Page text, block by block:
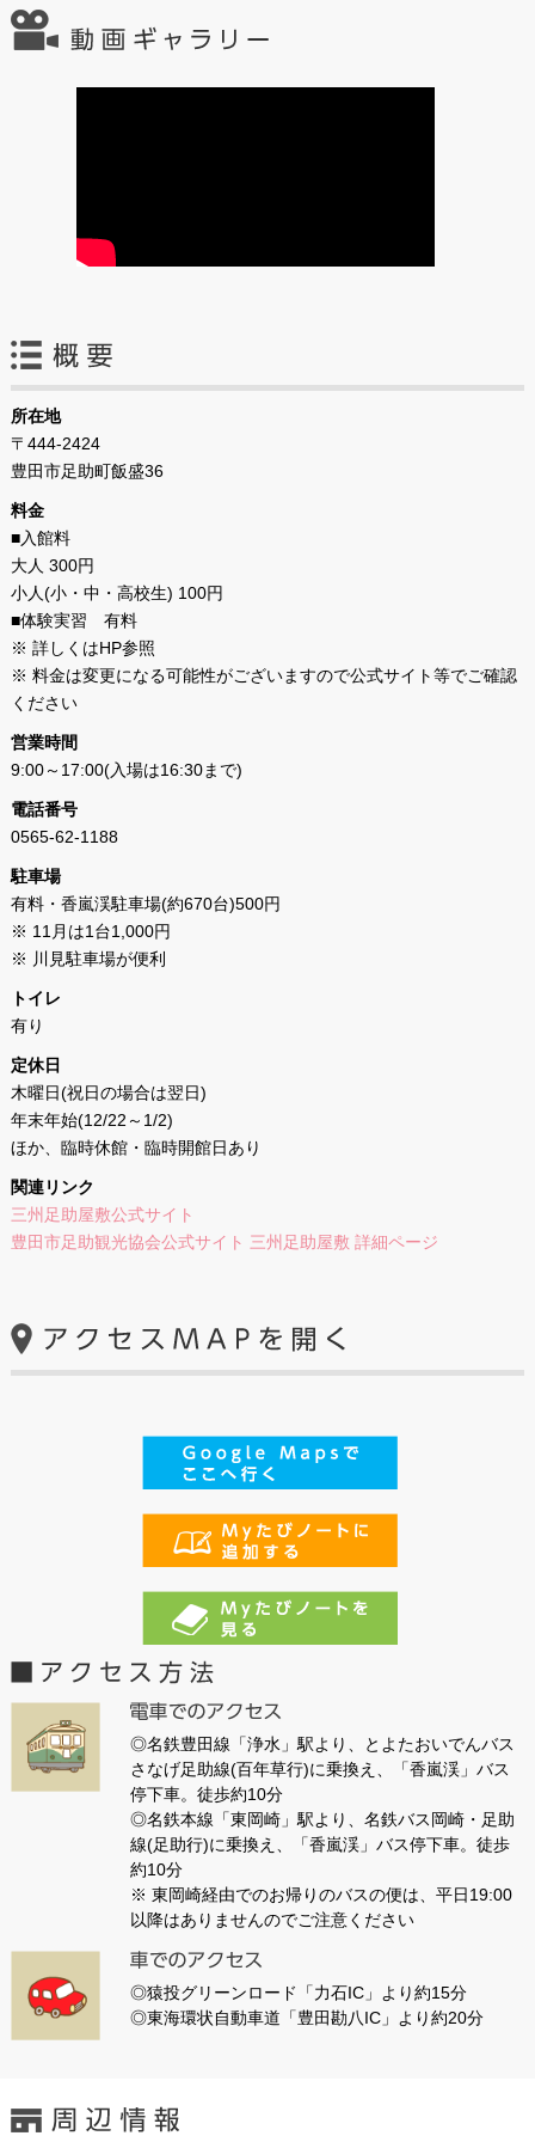
所在地
〒444-2424
豊田市足助町飯盛36
料金
■入館料
大人 300円
小人(小・中・高校生) 100円
■体験実習 有料
※ 詳しくはHP参照
※ 料金は変更になる可能性がございますので公式サイト等でご確認
ください
営業時間
9:00～17:00(入場は16:30まで)
電話番号
0565-62-1188
駐車場
有料・香嵐渓駐車場(約670台)500円
※ 11月は1台1,000円
※ 川見駐車場が便利
トイレ
有り
定休日
木曜日(祝日の場合は翌日)
年末年始(12/22～1/2)
ほか、臨時休館・臨時開館日あり
関連リンク
三州足助屋敷公式サイト
豊田市足助観光協会公式サイト 三州足助屋敷 詳細ページ
◎名鉄豊田線「浄水」駅より、とよたおいでんバス
さなげ足助線(百年草行)に乗換え、「香嵐渓」バス
停下車。徒歩約10分
◎名鉄本線「東岡崎」駅より、名鉄バス岡崎・足助
線(足助行)に乗換え、「香嵐渓」バス停下車。徒歩
約10分
※ 東岡崎経由でのお帰りのバスの便は、平日19:00
以降はありませんのでご注意ください
◎猿投グリーンロード「力石IC」より約15分
◎東海環状自動車道「豊田勘八IC」より約20分